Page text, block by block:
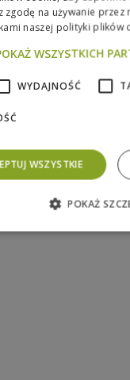
zgodę na używanie
naszej polityki plików
WSZYSTKICH
WYDAJNOŚĆ
WSZYSTKIE
POKAŻ